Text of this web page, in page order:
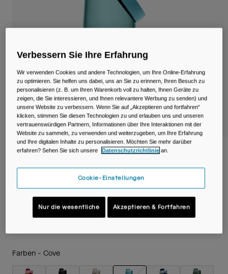
Becher & Travel Mugs
Trinkblasen
Zubehör
Alle kaufen
Thrive™ Chug 750ml Flasche mit Tritan™
Renew
Artikelnr.
Price reduced from
21,00 €to12,60 € 40% OFF
Farben - Cove
Verbessern Sie Ihre Erfahrung
Wir verwenden Cookies und andere Technologien, um Ihre Online-Erfahrung
zu optimieren. Sie helfen uns dabei, uns an Sie zu erinnern, Ihren Besuch zu
personalisieren (z. B. um Ihren Warenkorb voll zu halten, Ihnen Geräte zu
zeigen, die Sie interessieren, und Ihnen relevantere Werbung zu senden) und
unsere Website zu verbessern. Wenn Sie auf „Akzeptieren und fortfahren“
klicken, stimmen Sie diesen Technologien zu und erlauben uns und unseren
vertrauenswürdigen Partnern, Informationen über Ihre Interaktionen mit der
Website zu sammeln, zu verwenden und weiterzugeben, um Ihre Erfahrung
und Ihre digitalen Inhalte zu personalisieren. Möchten Sie mehr darüber
erfahren? Sehen Sie sich unsere
Datenschutzrichtlinie an.
Cookie-Einstellungen
Nur die wesentliche Akzeptieren & Fortfahren